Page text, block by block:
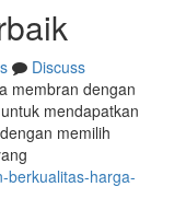
Discuss
membran dengan
mendapatkan
memilih
berkualitas-harga-